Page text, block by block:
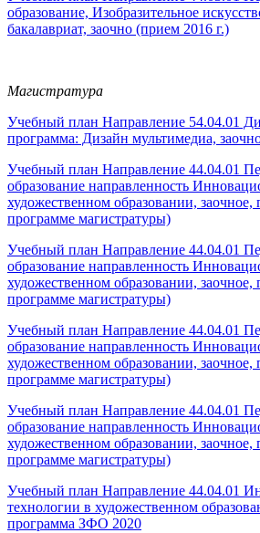
образование, Изобразительное
бакалавриат, заочно (прием 2016 г.)
Магистратура
Учебный план Направление 54.04.01
программа: Дизайн мультимедиа,
Учебный план Направление 44.04.01
образование направленность
художественном образовании,
программе магистратуры)
Учебный план Направление 44.04.01
образование направленность
художественном образовании,
программе магистратуры)
Учебный план Направление 44.04.01
образование направленность
художественном образовании,
программе магистратуры)
Учебный план Направление 44.04.01
образование направленность
художественном образовании,
программе магистратуры)
Учебный план Направление 44.04.01
технологии в художественном
программа ЗФО 2020